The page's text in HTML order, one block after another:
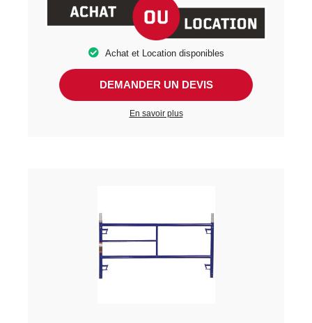
Achat et Location disponibles
DEMANDER UN DEVIS
En savoir plus